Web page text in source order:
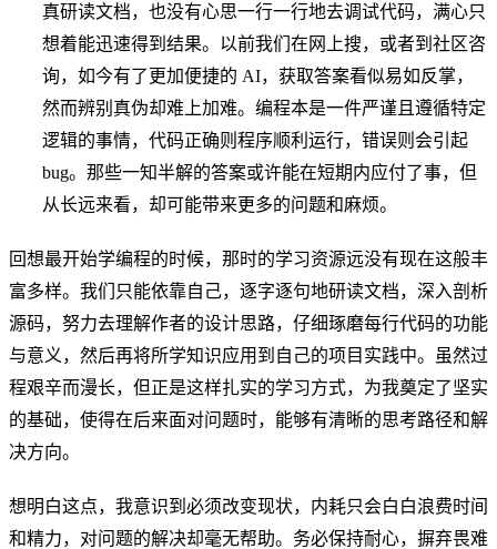
真研读文档，也没有心思一行一行地去调试代码，满心只
想着能迅速得到结果。以前我们在网上搜，或者到社区咨
询，如今有了更加便捷的 AI，获取答案看似易如反掌，
然而辨别真伪却难上加难。编程本是一件严谨且遵循特定
逻辑的事情，代码正确则程序顺利运行，错误则会引起
bug。那些一知半解的答案或许能在短期内应付了事，但
从长远来看，却可能带来更多的问题和麻烦。
回想最开始学编程的时候，那时的学习资源远没有现在这般丰
富多样。我们只能依靠自己，逐字逐句地研读文档，深入剖析
源码，努力去理解作者的设计思路，仔细琢磨每行代码的功能
与意义，然后再将所学知识应用到自己的项目实践中。虽然过
程艰辛而漫长，但正是这样扎实的学习方式，为我奠定了坚实
的基础，使得在后来面对问题时，能够有清晰的思考路径和解
决方向。
想明白这点，我意识到必须改变现状，内耗只会白白浪费时间
和精力，对问题的解决却毫无帮助。务必保持耐心，摒弃畏难